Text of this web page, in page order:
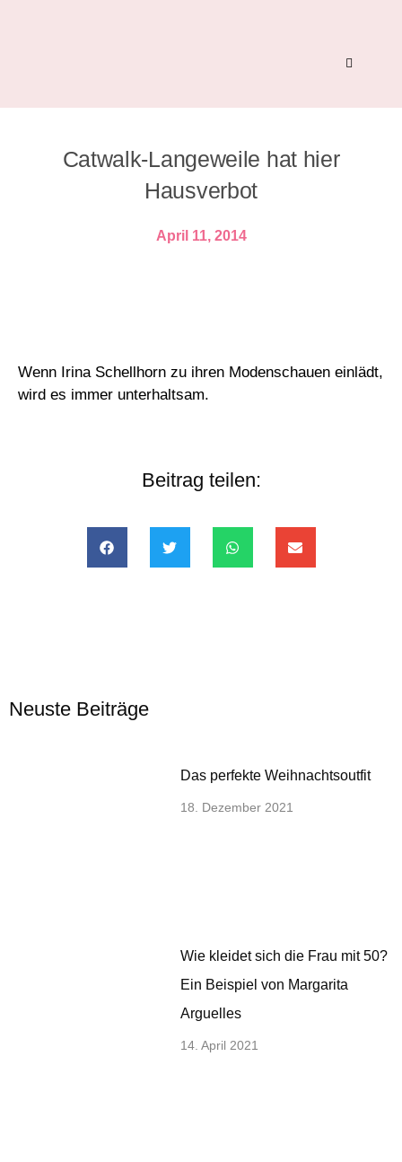
Catwalk-Langeweile hat hier
Hausverbot
April 11, 2014
Wenn Irina Schellhorn zu ihren Modenschauen einlädt,
wird es immer unterhaltsam.
Beitrag teilen:
Neuste Beiträge
Das perfekte Weihnachtsoutfit
18. Dezember 2021
Wie kleidet sich die Frau mit 50?
Ein Beispiel von Margarita
Arguelles
14. April 2021